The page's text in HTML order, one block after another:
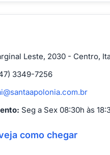
Leste, 2030 - Centro,
3349-7256
Seg a Sex 08:30h às
como chegar